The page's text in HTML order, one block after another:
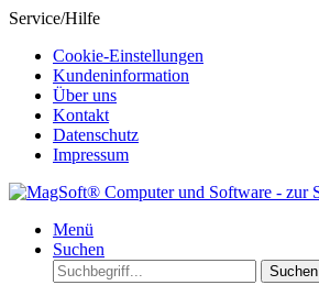
Service/Hilfe
Cookie-Einstellungen
Kundeninformation
Über uns
Kontakt
Datenschutz
Impressum
Menü
Suchen
Suchen